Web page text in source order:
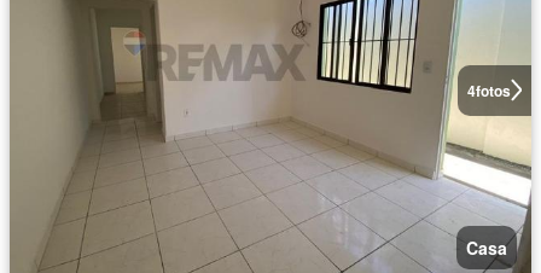
4fotos
Casa